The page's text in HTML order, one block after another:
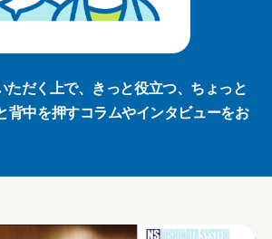
ただく上で、きっと役立つ、ちょっと
背中を押すコラムやインタビューをお